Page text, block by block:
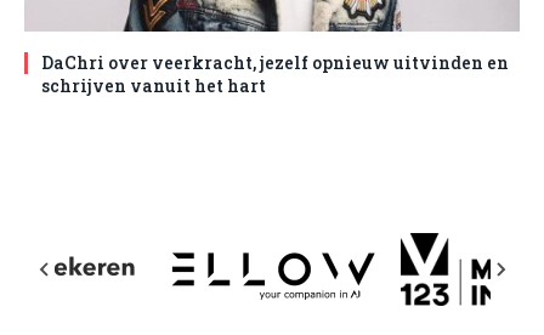
DaChri over veerkracht, jezelf opnieuw uitvinden en
schrijven vanuit het hart